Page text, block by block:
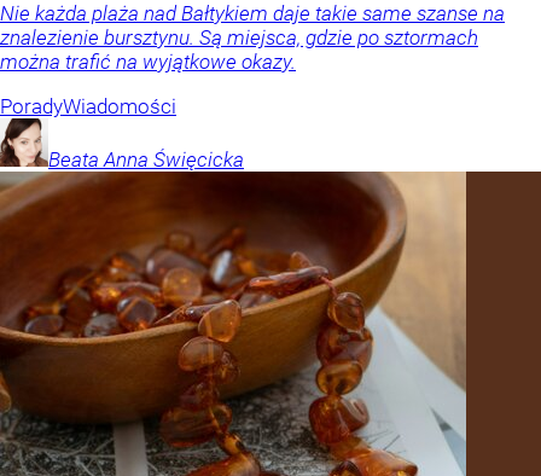
Nie każda plaża nad Bałtykiem daje takie same szanse na
znalezienie bursztynu. Są miejsca, gdzie po sztormach
można trafić na wyjątkowe okazy.
PoradyWiadomości
Beata Anna Święcicka